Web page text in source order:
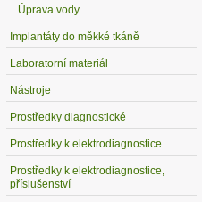
Úprava vody
Implantáty do měkké tkáně
Laboratorní materiál
Nástroje
Prostředky diagnostické
Prostředky k elektrodiagnostice
Prostředky k elektrodiagnostice,
příslušenství